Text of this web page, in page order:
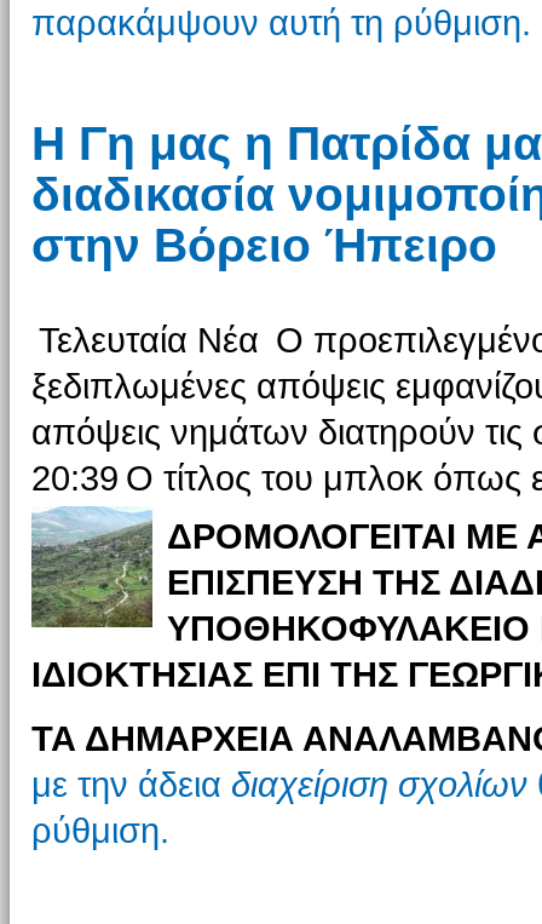
παρακάμψουν αυτή τη ρύθμιση.
Η Γη μας η Πατρίδα
διαδικασία
στην Βόρειο Ήπειρο
Τελευταία Νέα Ο
ξεδιπλωμένες απόψεις
απόψεις νημάτων διατηρούν τις
20:39 Ο τίτλος του μπλοκ όπως
ΔΡΟΜΟΛΟΓΕΙΤΑΙ
ΕΠΙΣΠΕΥΣΗ ΤΗΣ
ΥΠΟΘΗΚΟΦΥΛΑΚΕΙΟ
ΙΔΙΟΚΤΗΣΙΑΣ ΕΠΙ ΤΗΣ
ΤΑ ΔΗΜΑΡΧΕΙΑ
με την άδεια διαχείριση σχολίων
ρύθμιση.